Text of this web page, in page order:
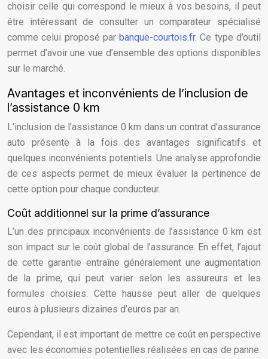
choisir celle qui correspond le mieux à vos besoins, il peut
être intéressant de consulter un comparateur spécialisé
comme celui proposé parbanque-courtois.fr. Ce type d’outil
permet d’avoir une vue d’ensemble des options disponibles
sur le marché.
Avantages et inconvénients de l’inclusion de
l’assistance 0 km
L’inclusion de l’assistance 0 km dans un contrat d’assurance
auto présente à la fois des avantages significatifs et
quelques inconvénients potentiels. Une analyse approfondie
de ces aspects permet de mieux évaluer la pertinence de
cette option pour chaque conducteur.
Coût additionnel sur la prime d’assurance
L’un des principaux inconvénients de l’assistance 0 km est
son impact sur le coût global de l’assurance. En effet, l’ajout
de cette garantie entraîne généralement une augmentation
de la prime, qui peut varier selon les assureurs et les
formules choisies. Cette hausse peut aller de quelques
euros à plusieurs dizaines d’euros par an.
Cependant, il est important de mettre ce coût en perspective
avec les économies potentielles réalisées en cas de panne.